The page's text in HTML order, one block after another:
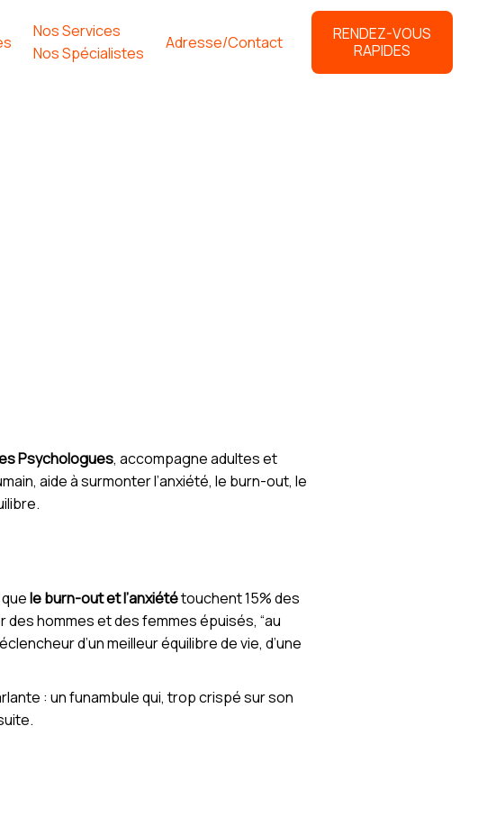
Nos Services
Nos Spécialistes
Adresse/Contact
RENDEZ-VOUS
RAPIDES
Psychologues, accompagne adultes et
aide à surmonter l’anxiété, le burn-out, le
le burn-out et l’anxiététouchent 15% des
hommes et des femmes épuisés, “au
d’un meilleur équilibre de vie, d’une
: un funambule qui, trop crispé sur son